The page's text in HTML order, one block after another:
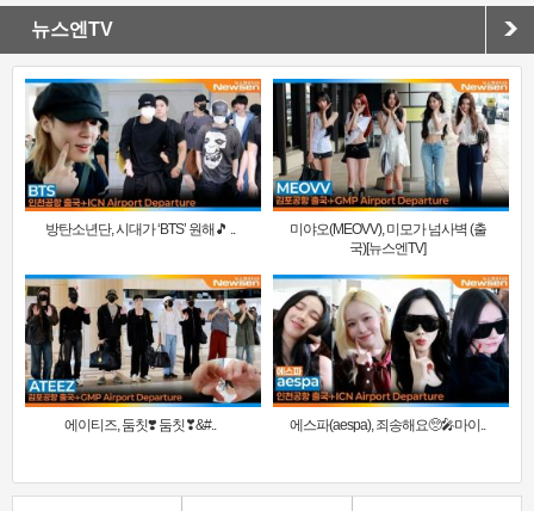
뉴스엔TV
방탄소년단, 시대가 ‘BTS’ 원해🎵 ..
미야오(MEOVV), 미모가 넘사벽 (출
국)[뉴스엔TV]
에이티즈, 둠칫❣️ 둠칫❣&#.. 에스파(aespa), 죄송해요🥺🎤마이..